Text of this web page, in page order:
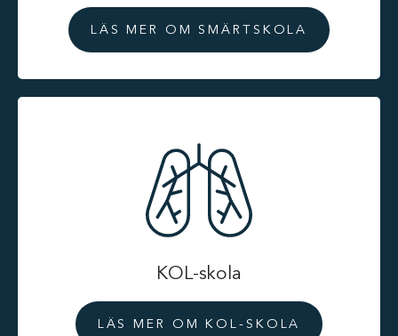
LÄS MER OM SMÄRTSKOLA
KOL-skola
LÄS MER OM KOL-SKOLA